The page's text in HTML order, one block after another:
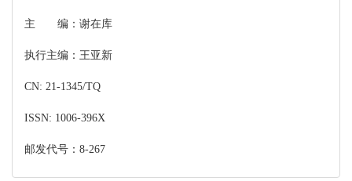
主 编：谢在库
执行主编：王亚新
CN: 21-1345/TQ
ISSN: 1006-396X
邮发代号：8-267